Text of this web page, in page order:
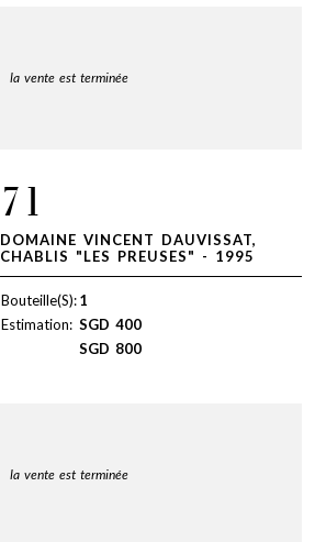
la vente est terminée
71
DOMAINE VINCENT DAUVISSAT,
CHABLIS "LES PREUSES" - 1995
Bouteille(S):1
Estimation: SGD 400
SGD 800
la vente est terminée